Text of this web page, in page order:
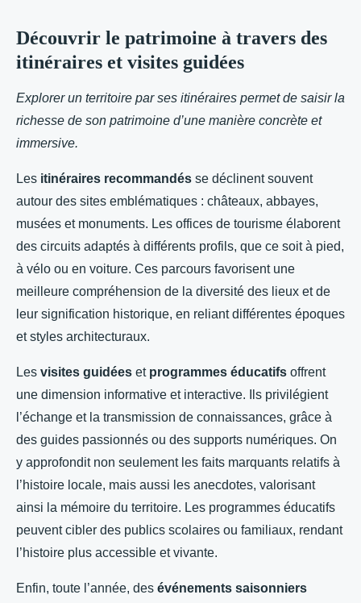
Découvrir le patrimoine à travers des
itinéraires et visites guidées
Explorer un territoire par ses itinéraires permet de saisir la
richesse de son patrimoine d’une manière concrète et
immersive.
Les itinéraires recommandés se déclinent souvent
autour des sites emblématiques : châteaux, abbayes,
musées et monuments. Les offices de tourisme élaborent
des circuits adaptés à différents profils, que ce soit à pied,
à vélo ou en voiture. Ces parcours favorisent une
meilleure compréhension de la diversité des lieux et de
leur signification historique, en reliant différentes époques
et styles architecturaux.
Les visites guidées et programmes éducatifs offrent
une dimension informative et interactive. Ils privilégient
l’échange et la transmission de connaissances, grâce à
des guides passionnés ou des supports numériques. On
y approfondit non seulement les faits marquants relatifs à
l’histoire locale, mais aussi les anecdotes, valorisant
ainsi la mémoire du territoire. Les programmes éducatifs
peuvent cibler des publics scolaires ou familiaux, rendant
l’histoire plus accessible et vivante.
Enfin, toute l’année, des événements saisonniers